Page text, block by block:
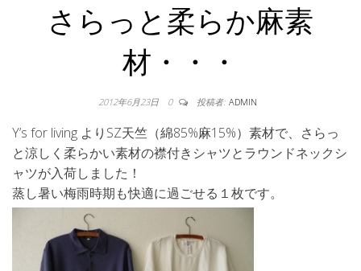
さらっと柔らか麻素
材・・・
2012年6月23日 0 投稿者: ADMIN
Y’s for living よりSZ天竺（綿85%麻15%）素材で、さらっ
と涼しく柔らかい素材の襟付きシャツとラウンドネックシ
ャツが入荷しました！
蒸し暑い梅雨時期も快適に過ごせる１枚です。